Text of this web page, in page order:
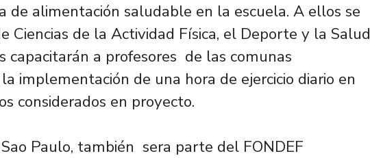
de alimentación saludable en la escuela. A ellos se
Ciencias de la Actividad Física, el Deporte y la Salud
capacitarán a profesores de las comunas
implementación de una hora de ejercicio diario en
considerados en proyecto.
Paulo, también sera parte del FONDEF